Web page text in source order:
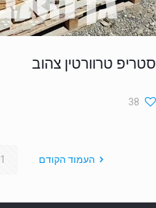
סטריפ טרוורטין צהוב
38
העמוד הקודם 1